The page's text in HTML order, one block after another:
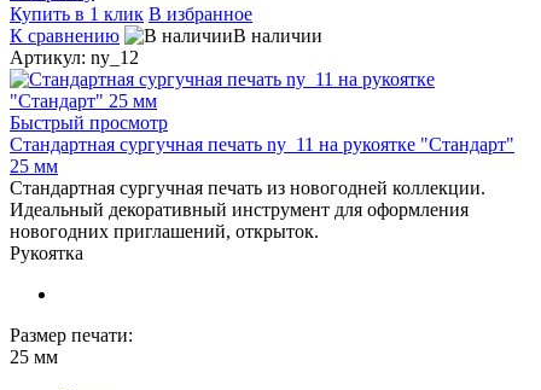
Купить в 1 клик В избранное
К сравнению
В наличии
Артикул: ny_12
Быстрый просмотр
Стандартная сургучная печать ny_11 на рукоятке "Стандарт"
25 мм
Стандартная сургучная печать из новогодней коллекции.
Идеальный декоративный инструмент для оформления
новогодних приглашений, открыток.
Рукоятка
Размер печати:
25 мм